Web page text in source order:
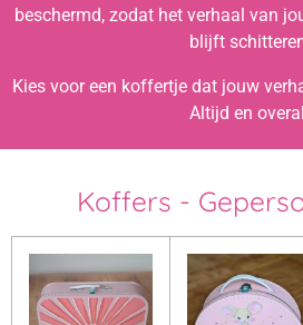
beschermd, zodat het verhaal van
blijft
Kies voor een koffertje dat jouw
Altijd en
Koffers -